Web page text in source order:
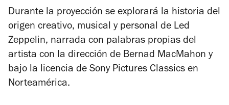
Durante la proyección se explorará la historia del
origen creativo, musical y personal de Led
Zeppelin, narrada con palabras propias del
artista con la dirección de Bernad MacMahon y
bajo la licencia de Sony Pictures Classics en
Norteamérica.